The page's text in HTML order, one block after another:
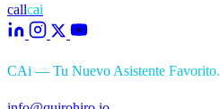
callcai
CAi — Tu Nuevo Asistente Favorito.